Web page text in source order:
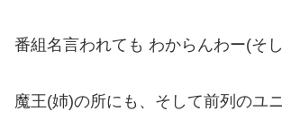
番組名言われても わからんわー(そ
魔王(姉)の所にも、そして前列のユ